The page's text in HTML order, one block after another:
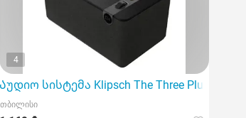
micro SD, Portab
4
Აუდიო სისტემა Klipsch The Three Plus Matt
თბილისი